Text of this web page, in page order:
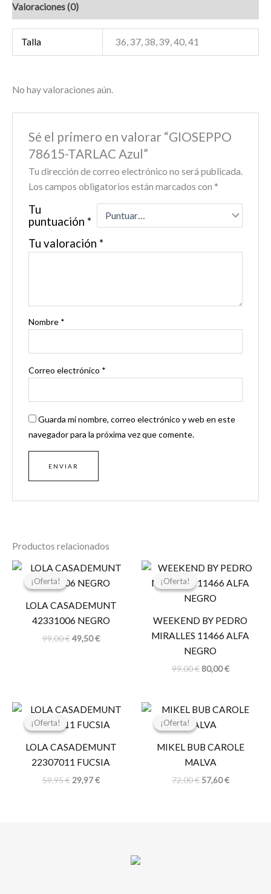
Valoraciones (0)
Talla 36, 37, 38, 39, 40, 41
No hay valoraciones aún.
Sé el primero en valorar “GIOSEPPO
78615-TARLAC Azul”
Tu dirección de correo electrónico no será publicada.
Los campos obligatorios están marcados con *
Tu
puntuación *
Tu valoración *
Nombre *
Correo electrónico *
Guarda mi nombre, correo electrónico y web en este
navegador para la próxima vez que comente.
Productos relacionados
¡Oferta!
¡Oferta!
LOLA CASADEMUNT
42331006 NEGRO
99,00€
El
original
99,00 €.
49,50€
El
actual
49,50 €.
¡Oferta!
¡Oferta!
WEEKEND BY PEDRO
MIRALLES 11466 ALFA
NEGRO
99,00€
El
original
era:
80,00€
El
actual
¡Oferta!
¡Oferta!
LOLA CASADEMUNT
22307011 FUCSIA
59,95€
El
original
59,95 €.
29,97€
El
actual
29,97 €.
¡Oferta!
¡Oferta!
MIKEL BUB CAROLE
MALVA
72,00€
El
original
72,00 €.
57,60€
El
57,60 €.